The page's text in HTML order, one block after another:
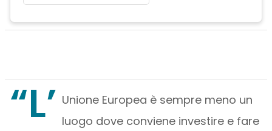
“L’ Unione Europea è sempre meno un
luogo dove conviene investire e fare